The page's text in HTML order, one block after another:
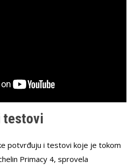
testovi
potvrđuju i testovi koje je tokom
Primacy 4, sprovela